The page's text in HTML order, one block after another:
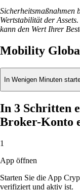
Sicherheitsmaßnahmen
Wertstabilität der
kann den Wert Ihrer
Mobility
In Wenigen Minuten
In 3 Schritten
Broker-Konto
1
App öffnen
Starten Sie die App
verifiziert und aktiv ist.